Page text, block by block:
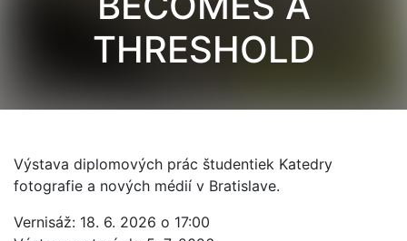
THRESHOLD
Výstava diplomových prác študentiek Katedry
fotografie a nových médií v Bratislave.
Vernisáž: 18. 6. 2026 o 17:00